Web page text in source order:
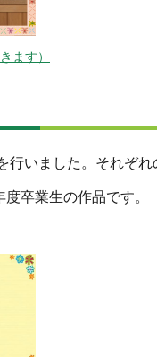
ます）
行いました。それぞ
卒業生の作品です。